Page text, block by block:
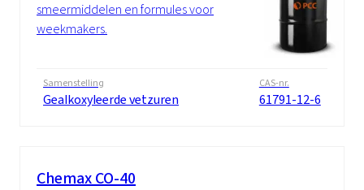
smeermiddelen en formules voor
weekmakers.
Samenstelling
Gealkoxyleerde vetzuren
CAS-nr.
61791-12-6
Chemax CO-40